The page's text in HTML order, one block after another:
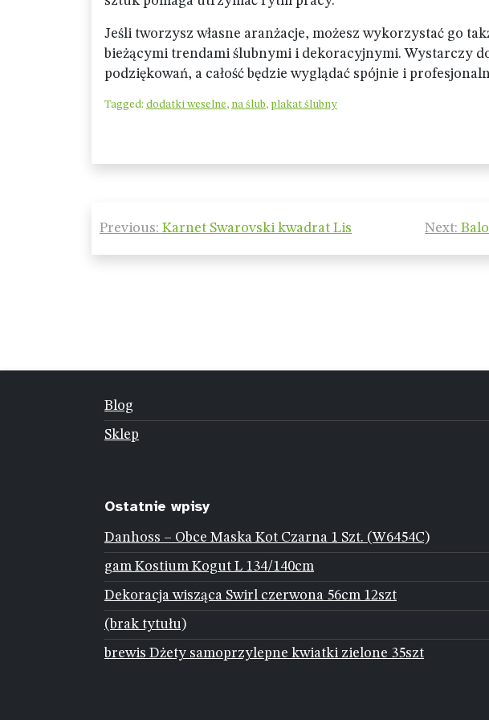
Jeśli tworzysz własne aranżacje, możesz wykorzystać go
bieżącymi trendami ślubnymi i dekoracyjnymi. Wystarczy
podziękowań, a całość będzie wyglądać spójnie i
Tagged: dodatki weselne, na ślub, plakat ślubny
Nawigacja
wpisu
Previous: Karnet Swarovski kwadrat Lis Next:
Blog
Sklep
Ostatnie wpisy
Danhoss – Obce Maska Kot Czarna 1 Szt. (W6454C)
gam Kostium Kogut L 134/140cm
Dekoracja wisząca Swirl czerwona 56cm 12szt
(brak tytułu)
brewis Dżety samoprzylepne kwiatki zielone 35szt